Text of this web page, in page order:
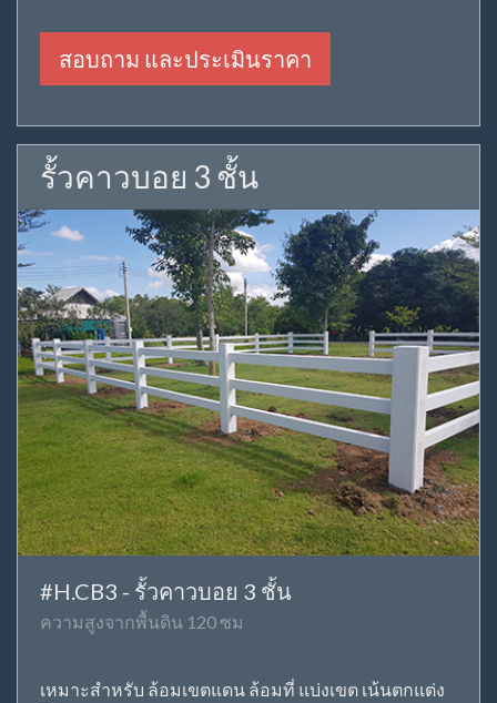
สอบถาม และประเมินราคา
รั้วคาวบอย 3 ชั้น
#H.CB3 - รั้วคาวบอย 3 ชั้น
ความสูงจากพื้นดิน 120 ซม
เหมาะสำหรับ ล้อมเขตแดน ล้อมที่ แบ่งเขต เน้นตกแต่ง